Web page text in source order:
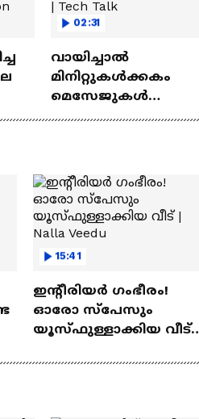
02:31
വായിച്ചാൽ
മിനിറ്റുകൾക്കകം
മെസേജുകള്‍
15:41
ഇന്റീരിയർ ഗംഭീരം!
ഓരോ സ്‌പേസും
യൂസ്ഫുള്ളാക്കിയ വീട് |